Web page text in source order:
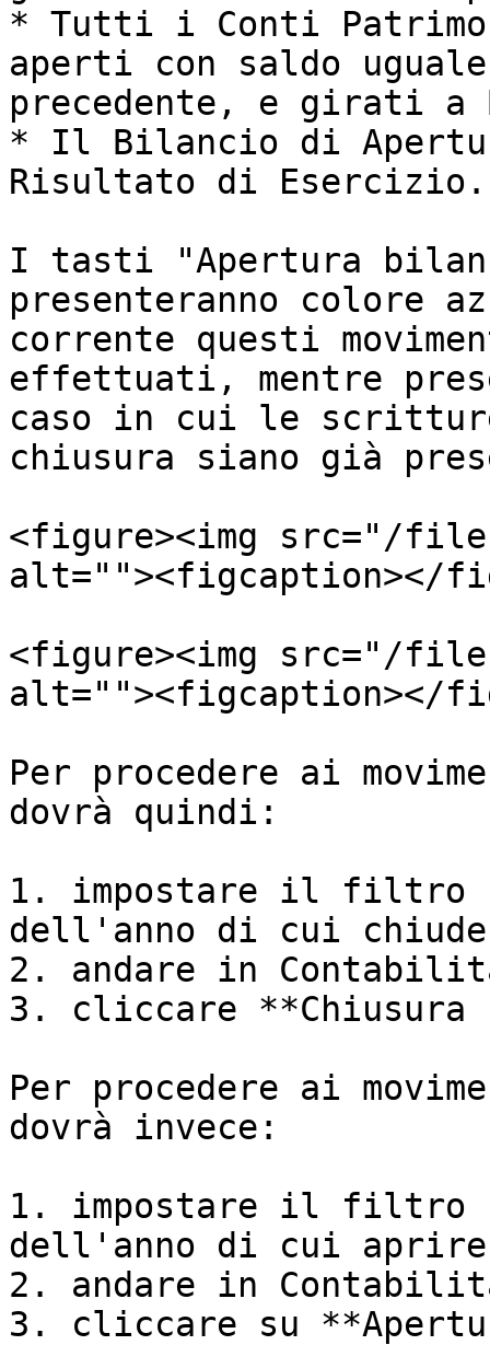
* Tutti i Conti
aperti con saldo
precedente, e girati a
* Il Bilancio di
Risultato di Esercizio.
I tasti "Apertura
presenteranno colore
corrente questi
effettuati, mentre
caso in cui le
chiusura siano già
<figure><img src="/files/
alt=""><figcaption></
<figure><img src="/files/
alt=""><figcaption></
Per procedere ai
dovrà quindi:
1. impostare il filtro
dell'anno di cui
2. andare in
3. cliccare **Chiusura
Per procedere ai
dovrà invece:
1. impostare il filtro
dell'anno di cui
2. andare in
3. cliccare su